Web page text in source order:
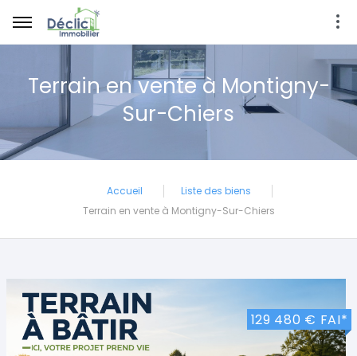
Terrain en vente à Montigny-
Sur-Chiers
Accueil
Liste des biens
Terrain en vente à Montigny-Sur-Chiers
129 480 € FAI*